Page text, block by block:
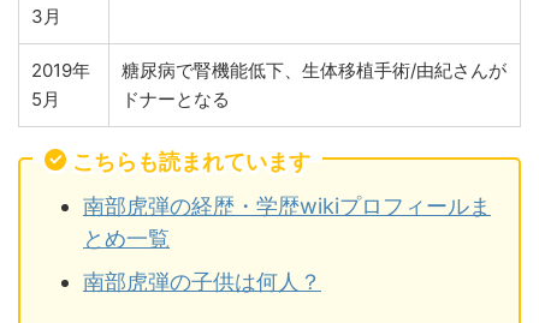
3月
2019年
5月
糖尿病で腎機能低下、生体移植手術/由紀さんが
ドナーとなる
こちらも読まれています
南部虎弾の経歴・学歴wikiプロフィールま
とめ一覧
南部虎弾の子供は何人？